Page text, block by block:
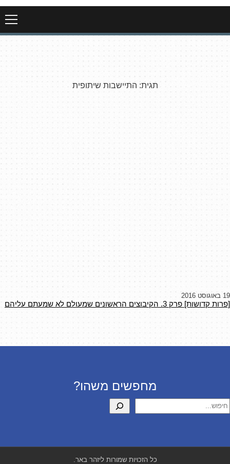
תגית: התיישבות שיתופית
19 באוגוסט 2016
[פרות קדושות] פרק 3. הקיבוצים הראשונים שמעולם לא שמעתם עליהם
מחפשים משהו?
חיפוש
כל הזכויות שמורות ליזהר באר.